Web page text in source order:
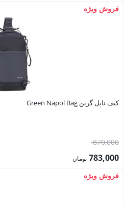
قیمت
فروش ویژه
کیف ناپل گرین Green Napol Bag
870,000قیمت
اصلی:783,000 تومان
قیمت
فروش ویژه